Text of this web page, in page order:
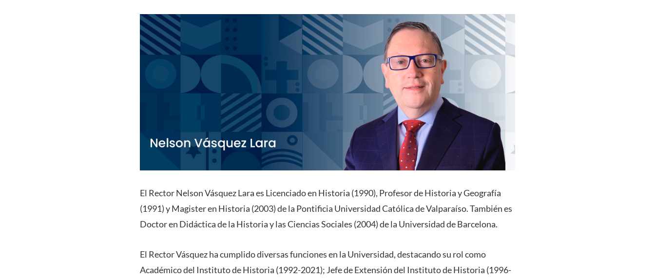
El Rector Nelson Vásquez Lara es Licenciado en Historia (1990), Profesor de Historia y Geografía
(1991) y Magister en Historia (2003) de la Pontificia Universidad Católica de Valparaíso. También es
Doctor en Didáctica de la Historia y las Ciencias Sociales (2004) de la Universidad de Barcelona.
El Rector Vásquez ha cumplido diversas funciones en la Universidad, destacando su rol como
Académico del Instituto de Historia (1992-2021); Jefe de Extensión del Instituto de Historia (1996-